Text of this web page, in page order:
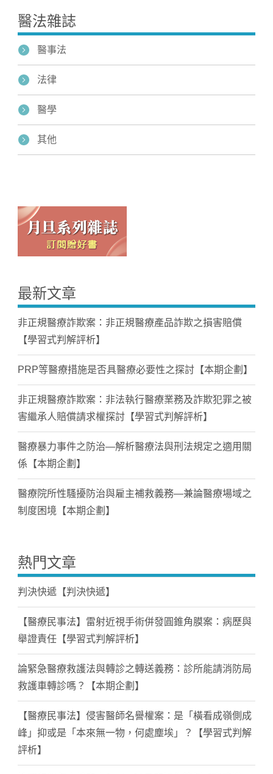
醫法雜誌
醫事法
法律
醫學
其他
最新文章
非正規醫療詐欺案：非正規醫療產品詐欺之損害賠償
【學習式判解評析】
PRP等醫療措施是否具醫療必要性之探討【本期企劃】
非正規醫療詐欺案：非法執行醫療業務及詐欺犯罪之被
害繼承人賠償請求權探討【學習式判解評析】
醫療暴力事件之防治—解析醫療法與刑法規定之適用關
係【本期企劃】
醫療院所性騷擾防治與雇主補救義務—兼論醫療場域之
制度困境【本期企劃】
熱門文章
判決快遞【判決快遞】
【醫療民事法】雷射近視手術併發圓錐角膜案：病歷與
舉證責任【學習式判解評析】
論緊急醫療救護法與轉診之轉送義務：診所能請消防局
救護車轉診嗎？【本期企劃】
【醫療民事法】侵害醫師名譽權案：是「橫看成嶺側成
峰」抑或是「本來無一物，何處塵埃」？【學習式判解
評析】